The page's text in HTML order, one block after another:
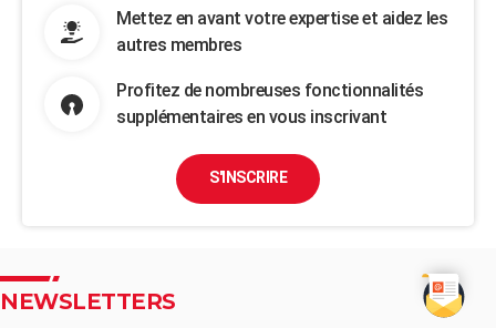
Mettez en avant votre expertise et aidez les
autres membres
Profitez de nombreuses fonctionnalités
supplémentaires en vous inscrivant
S'INSCRIRE
NEWSLETTERS